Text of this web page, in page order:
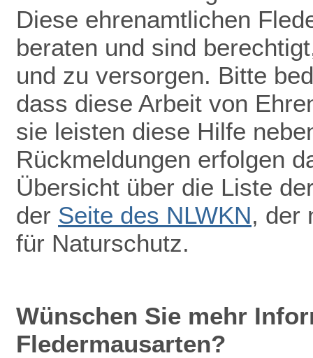
Diese ehrenamtlichen
beraten und sind
und zu versorgen. Bitte
dass diese Arbeit von
sie leisten diese Hilfe
Rückmeldungen erfolgen
Übersicht über die Liste
der Seite des NLWKN, der
für Naturschutz.
Wünschen Sie mehr
Fledermausarten?